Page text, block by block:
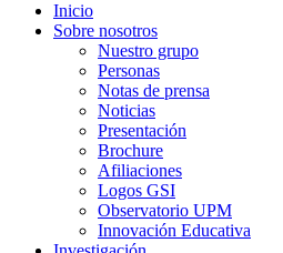
Inicio
Sobre nosotros
Nuestro grupo
Personas
Notas de prensa
Noticias
Presentación
Brochure
Afiliaciones
Logos GSI
Observatorio UPM
Innovación Educativa